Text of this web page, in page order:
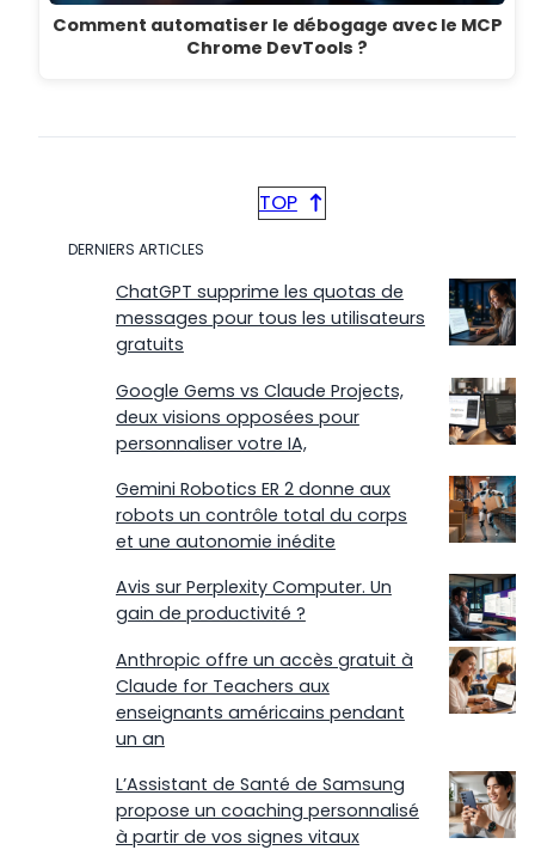
Comment automatiser le débogage avec le MCP
Chrome DevTools ?
TOP
DERNIERS ARTICLES
ChatGPT supprime les quotas de
messages pour tous les utilisateurs
gratuits
Google Gems vs Claude Projects,
deux visions opposées pour
personnaliser votre IA,
Gemini Robotics ER 2 donne aux
robots un contrôle total du corps
et une autonomie inédite
Avis sur Perplexity Computer. Un
gain de productivité ?
Anthropic offre un accès gratuit à
Claude for Teachers aux
enseignants américains pendant
un an
L’Assistant de Santé de Samsung
propose un coaching personnalisé
à partir de vos signes vitaux